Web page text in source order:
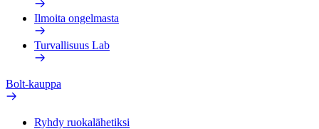
Ilmoita ongelmasta
Turvallisuus Lab
Bolt-kauppa
Ryhdy ruokalähetiksi